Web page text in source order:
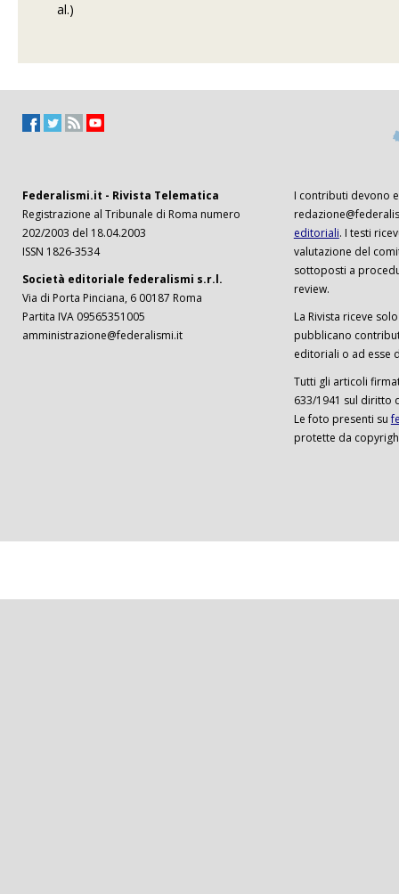
al.)
Federalismi.it - Rivista Telematica
Registrazione al Tribunale di Roma numero
202/2003 del 18.04.2003
ISSN 1826-3534
Società editoriale federalismi s.r.l.
Via di Porta Pinciana, 6 00187 Roma
Partita IVA 09565351005
amministrazione@federalismi.it
I contributi devono
editoriali. I testi
valutazione del
sottoposti a
review.
La Rivista riceve
pubblicano
editoriali o ad esse
Tutti gli articoli
633/1941 sul diritto
Le foto presenti su
protette da